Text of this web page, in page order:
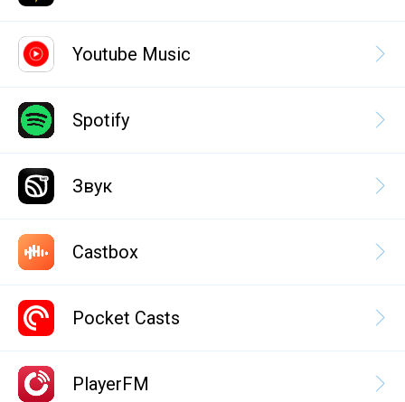
Youtube Music
Spotify
Звук
Castbox
Pocket Casts
PlayerFM